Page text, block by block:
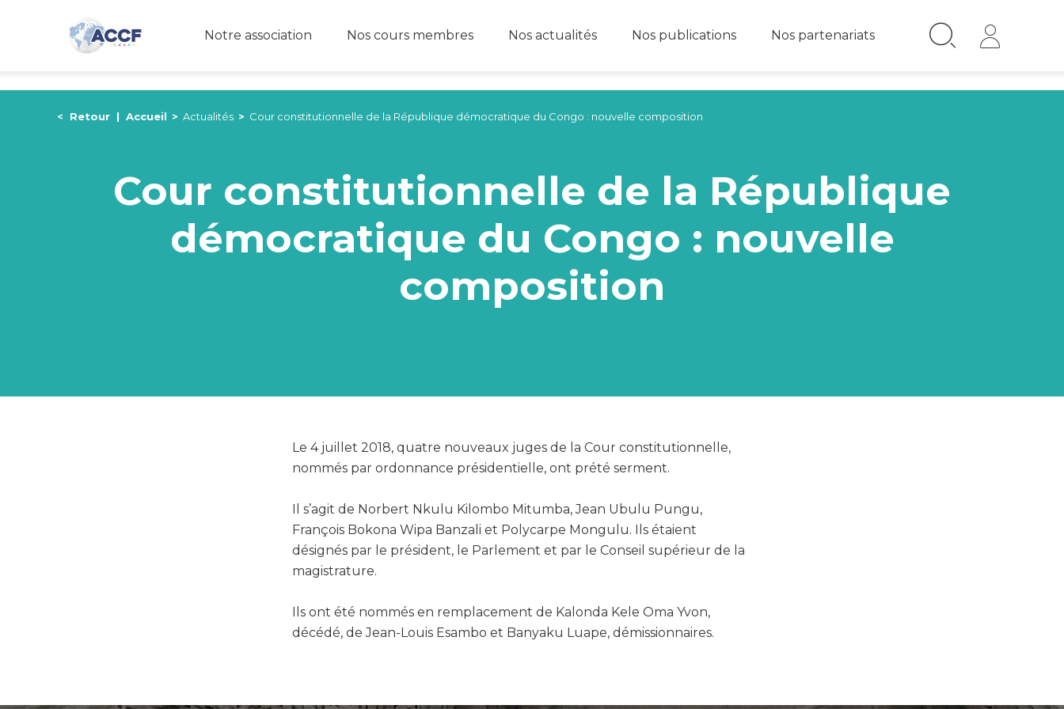
Notre association Nos cours membres Nos actualités Nos publications Nos partenariats
< Retour | Accueil > Actualités > Cour constitutionnelle de la République démocratique du Congo : nouvelle composition
Cour constitutionnelle de la République
démocratique du Congo : nouvelle
composition
Le 4 juillet 2018, quatre nouveaux juges de la Cour constitutionnelle,
nommés par ordonnance présidentielle, ont prété serment.
Il s’agit de Norbert Nkulu Kilombo Mitumba, Jean Ubulu Pungu,
François Bokona Wipa Banzali et Polycarpe Mongulu. Ils étaient
désignés par le président, le Parlement et par le Conseil supérieur de la
magistrature.
Ils ont été nommés en remplacement de Kalonda Kele Oma Yvon,
décédé, de Jean-Louis Esambo et Banyaku Luape, démissionnaires.